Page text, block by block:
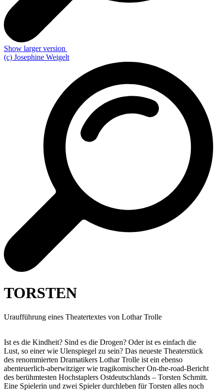
Show larger version
(c) Josephine Weigelt
TORSTEN
Uraufführung eines Theatertextes von Lothar Trolle
Ist es die Kindheit? Sind es die Drogen? Oder ist es einfach die
Lust, so einer wie Ulenspiegel zu sein? Das neueste Theaterstück
des renommierten Dramatikers Lothar Trolle ist ein ebenso
abenteuerlich-aberwitziger wie tragikomischer On-the-road-Bericht
des berühmtesten Hochstaplers Ostdeutschlands – Torsten Schmitt.
Eine Spielerin und zwei Spieler durchleben für Torsten alles noch